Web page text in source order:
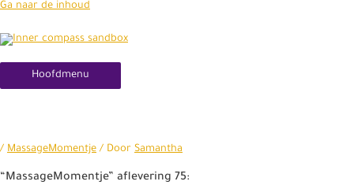
Ga naar de inhoud
Hoofdmenu
/ MassageMomentje / Door Samantha
“MassageMomentje” aflevering 75: